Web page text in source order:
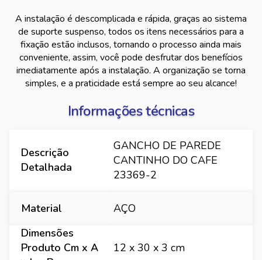
A instalação é descomplicada e rápida, graças ao sistema
de suporte suspenso, todos os itens necessários para a
fixação estão inclusos, tornando o processo ainda mais
conveniente, assim, você pode desfrutar dos benefícios
imediatamente após a instalação. A organização se torna
simples, e a praticidade está sempre ao seu alcance!
Informações técnicas
Descrição
Detalhada
GANCHO DE PAREDE
CANTINHO DO CAFE
23369-2
Material
AÇO
Dimensões
Produto Cm x A
12 x 30 x 3 cm